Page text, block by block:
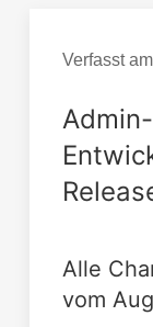
Verfasst am
Alle
vom